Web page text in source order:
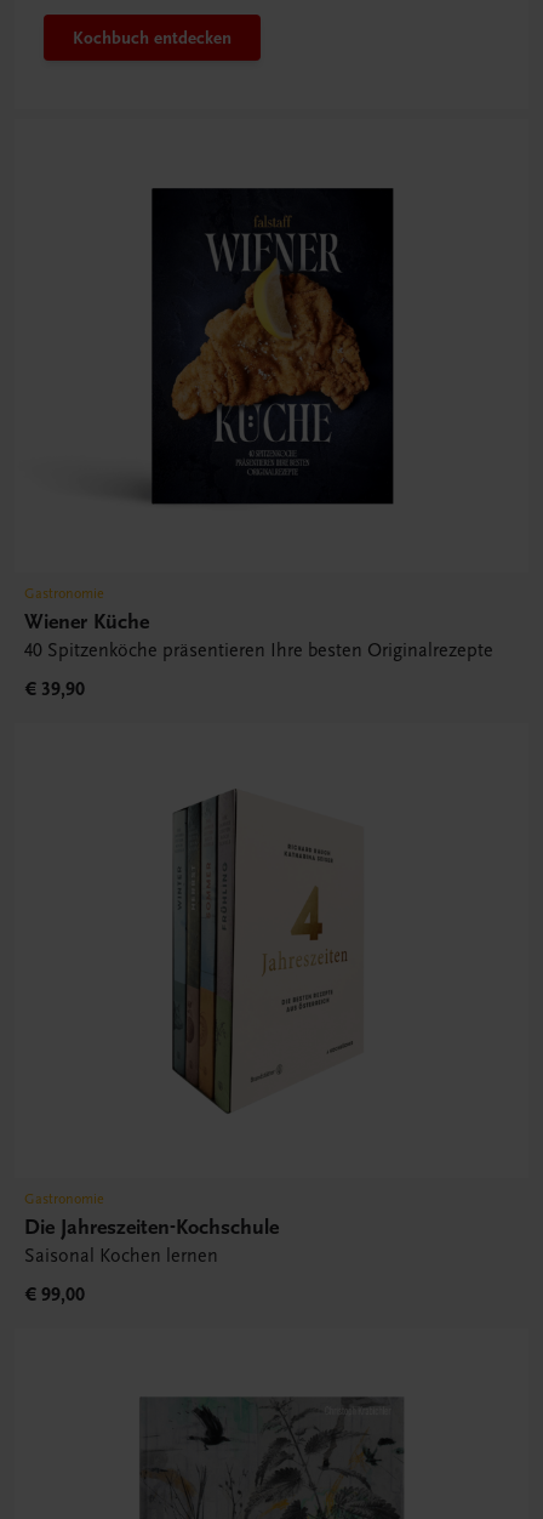
Kochbuch entdecken
Gastronomie
Wiener Küche
40 Spitzenköche präsentieren Ihre besten Originalrezepte
€ 39,90
Gastronomie
Die Jahreszeiten-Kochschule
Saisonal Kochen lernen
€ 99,00